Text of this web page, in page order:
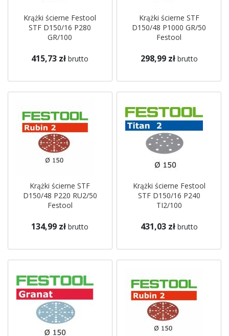
Krążki ścierne Festool
STF D150/16 P280
GR/100
415,73 zł brutto
Krążki ścierne STF
D150/48 P1000 GR/50
Festool
298,99 zł brutto
Krążki ścierne STF
D150/48 P220 RU2/50
Festool
134,99 zł brutto
Krążki ścierne Festool
STF D150/16 P240
TI2/100
431,03 zł brutto